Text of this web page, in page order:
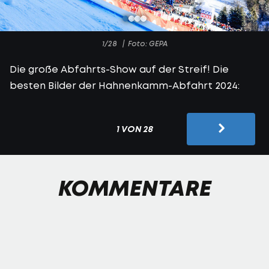
1/28 Foto: GEPA
Die große Abfahrts-Show auf der Streif! Die
besten Bilder der Hahnenkamm-Abfahrt 2024:
1 VON 28
KOMMENTARE